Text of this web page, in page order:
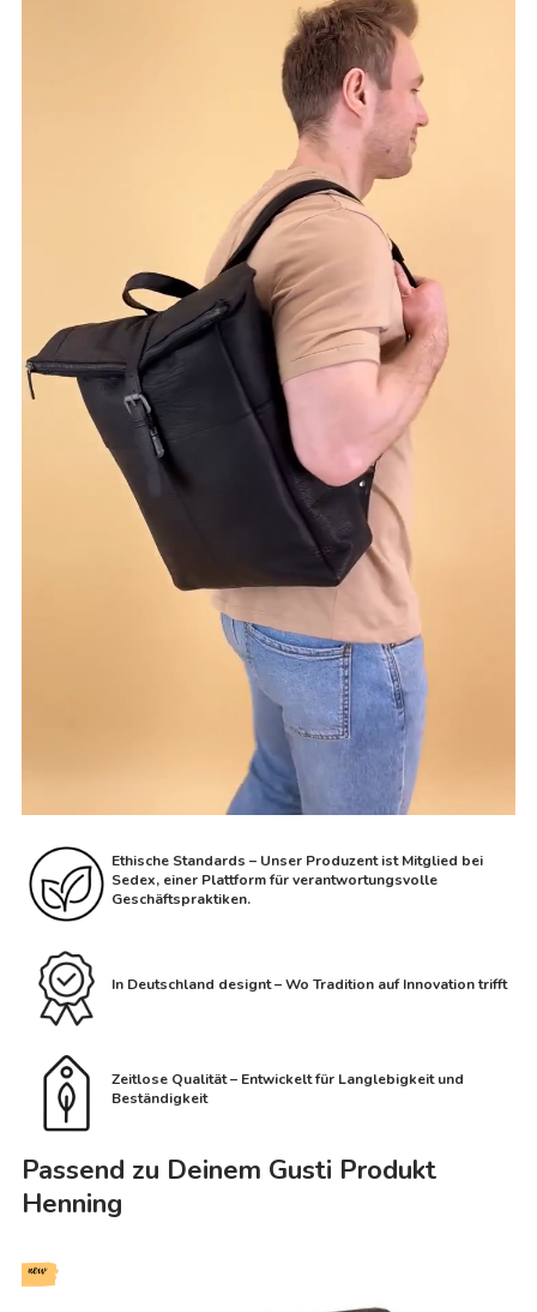
Ethische Standards – Unser Produzent ist Mitglied bei
Sedex, einer Plattform für verantwortungsvolle
Geschäftspraktiken.
In Deutschland designt – Wo Tradition auf Innovation trifft
Zeitlose Qualität – Entwickelt für Langlebigkeit und
Beständigkeit
Passend zu Deinem Gusti Produkt
Henning
new